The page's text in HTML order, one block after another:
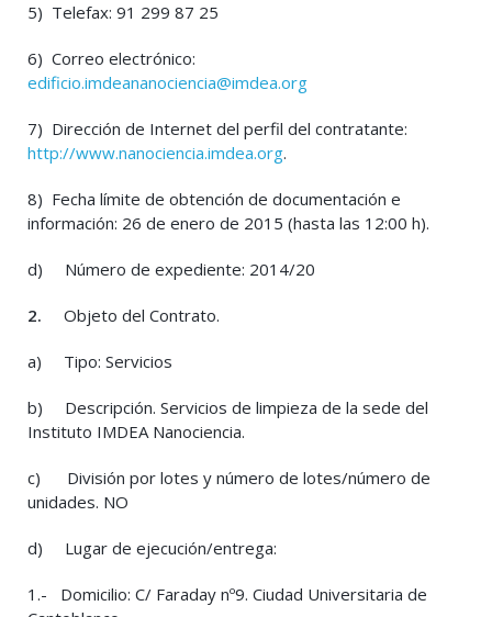
5) Telefax: 91 299 87 25
6) Correo electrónico:
edificio.imdeananociencia@imdea.org
7) Dirección de Internet del perfil del contratante:
http://www.nanociencia.imdea.org.
8) Fecha límite de obtención de documentación e
información: 26 de enero de 2015 (hasta las 12:00 h).
d) Número de expediente: 2014/20
2. Objeto del Contrato.
a) Tipo: Servicios
b) Descripción. Servicios de limpieza de la sede del
Instituto IMDEA Nanociencia.
c) División por lotes y número de lotes/número de
unidades. NO
d) Lugar de ejecución/entrega:
1.- Domicilio: C/ Faraday nº9. Ciudad Universitaria de